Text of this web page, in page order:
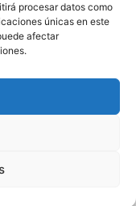
procesar datos como
únicas en este
afectar